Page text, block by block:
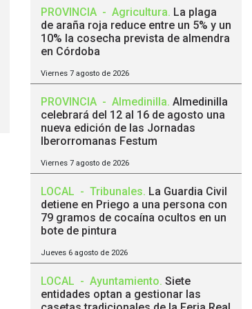
PROVINCIA - Agricultura. La plaga
de araña roja reduce entre un 5% y un
10% la cosecha prevista de almendra
en Córdoba
Viernes 7 agosto de 2026
PROVINCIA - Almedinilla. Almedinilla
celebrará del 12 al 16 de agosto una
nueva edición de las Jornadas
Iberorromanas Festum
Viernes 7 agosto de 2026
LOCAL - Tribunales. La Guardia Civil
detiene en Priego a una persona con
79 gramos de cocaína ocultos en un
bote de pintura
Jueves 6 agosto de 2026
LOCAL - Ayuntamiento. Siete
entidades optan a gestionar las